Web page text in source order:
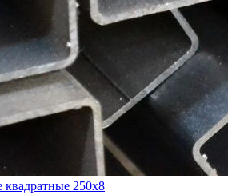
квадратные 250x8